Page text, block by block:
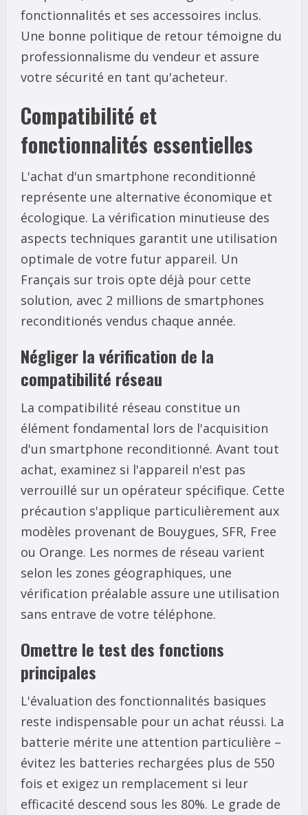
fonctionnalités et ses accessoires inclus.
Une bonne politique de retour témoigne du
professionnalisme du vendeur et assure
votre sécurité en tant qu'acheteur.
Compatibilité et
fonctionnalités essentielles
L'achat d'un smartphone reconditionné
représente une alternative économique et
écologique. La vérification minutieuse des
aspects techniques garantit une utilisation
optimale de votre futur appareil. Un
Français sur trois opte déjà pour cette
solution, avec 2 millions de smartphones
reconditionés vendus chaque année.
Négliger la vérification de la
compatibilité réseau
La compatibilité réseau constitue un
élément fondamental lors de l'acquisition
d'un smartphone reconditionné. Avant tout
achat, examinez si l'appareil n'est pas
verrouillé sur un opérateur spécifique. Cette
précaution s'applique particulièrement aux
modèles provenant de Bouygues, SFR, Free
ou Orange. Les normes de réseau varient
selon les zones géographiques, une
vérification préalable assure une utilisation
sans entrave de votre téléphone.
Omettre le test des fonctions
principales
L'évaluation des fonctionnalités basiques
reste indispensable pour un achat réussi. La
batterie mérite une attention particulière –
évitez les batteries rechargées plus de 550
fois et exigez un remplacement si leur
efficacité descend sous les 80%. Le grade de